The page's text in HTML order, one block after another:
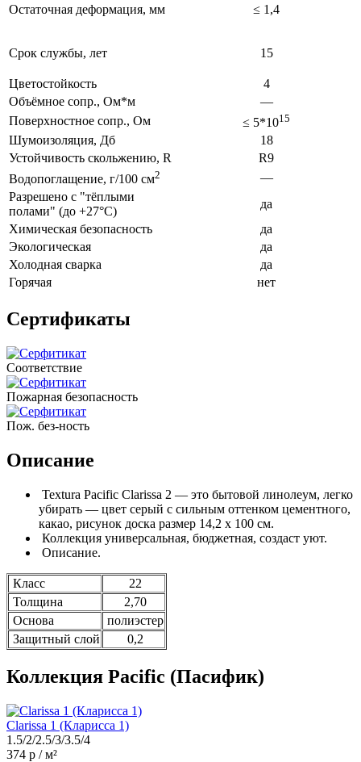
Остаточная деформация, мм ≤ 1,4
Срок службы, лет 15
Цветостойкость
4
Объёмное сопр., Ом*м
—
Поверхностное сопр., Ом
≤ 5*1015
Шумоизоляция, Дб
18
Устойчивость скольжению, R
R9
Водопоглащение, г/100 см2
—
Разрешено с "тёплыми
полами" (до +27°C)
да
Химическая безопасность
да
Экологическая
да
Холодная сварка
да
Горячая
нет
Сертификаты
Соответствие
Пожарная безопасность
Пож. без-ность
Описание
Textura Pacific Clarissa 2 — это бытовой линолеум, легко
убирать — цвет серый с сильным оттенком цементного,
какао, рисунок доска размер 14,2 х 100 см.
Коллекция универсальная, бюджетная, создаст уют.
Описание.
Класс
22
Толщина
2,70
Основа
полиэстер
Защитный слой
0,2
Коллекция Pacific (Пасифик)
Clarissa 1 (Кларисса 1)
1.5/2/2.5/3/3.5/4
374 р / м²